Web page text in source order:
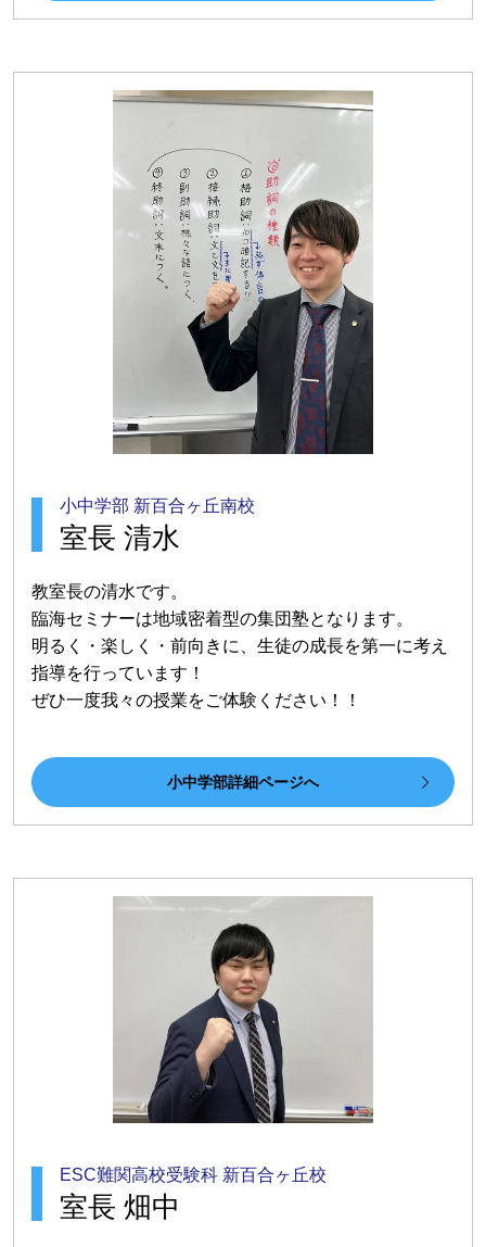
小中学部 新百合ヶ丘南校
室長 清水
教室長の清水です。
臨海セミナーは地域密着型の集団塾となります。
明るく・楽しく・前向きに、生徒の成長を第一に考え
指導を行っています！
ぜひ一度我々の授業をご体験ください！！
小中学部詳細ページへ
ESC難関高校受験科 新百合ヶ丘校
室長 畑中